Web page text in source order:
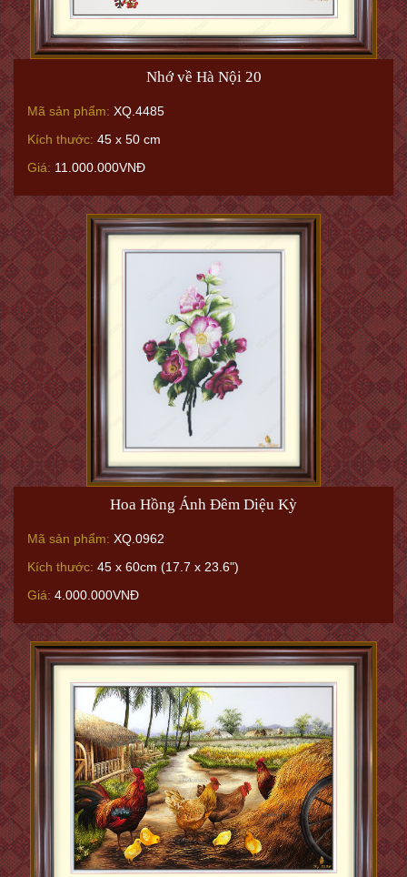
Nhớ về Hà Nội 20
Mã sản phẩm: XQ.4485
Kích thước: 45 x 50 cm
Giá: 11.000.000VNĐ
Hoa Hồng Ánh Đêm Diệu Kỳ
Mã sản phẩm: XQ.0962
Kích thước: 45 x 60cm (17.7 x 23.6")
Giá: 4.000.000VNĐ